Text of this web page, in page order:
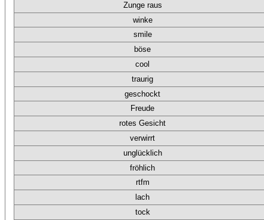
Zunge raus
winke
smile
böse
cool
traurig
geschockt
Freude
rotes Gesicht
verwirrt
unglücklich
fröhlich
rtfm
lach
tock